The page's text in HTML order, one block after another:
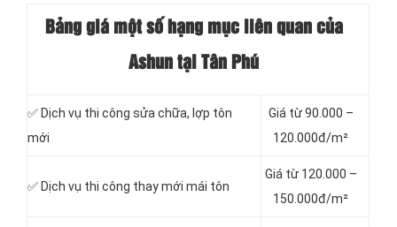
Bảng giá một số hạng mục liên quan của
Ashun tại Tân Phú
✅ Dịch vụ thi công sửa chữa, lợp tôn
mới
Giá từ 90.000 –
120.000đ/m²
✅ Dịch vụ thi công thay mới mái tôn
Giá từ 120.000 –
150.000đ/m²